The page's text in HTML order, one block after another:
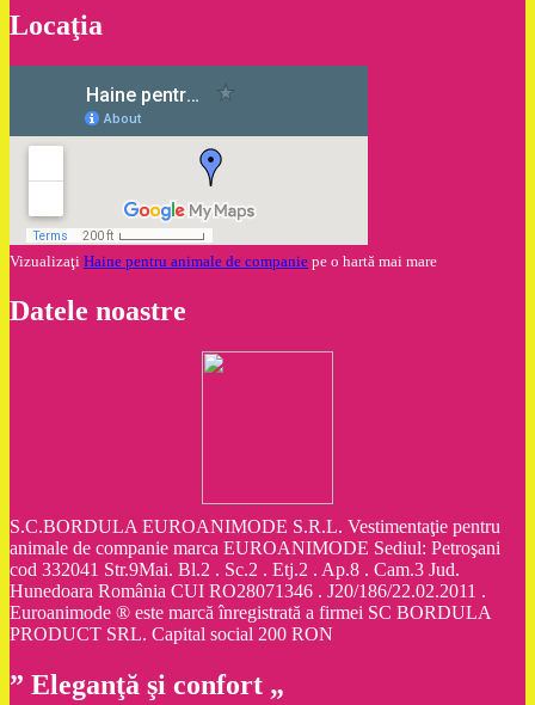
Locaţia
Vizualizaţi Haine pentru animale de companie pe o hartă mai mare
Datele noastre
S.C.BORDULA EUROANIMODE S.R.L. Vestimentaţie pentru
animale de companie marca EUROANIMODE Sediul: Petroşani
cod 332041 Str.9Mai. Bl.2 . Sc.2 . Etj.2 . Ap.8 . Cam.3 Jud.
Hunedoara România CUI RO28071346 . J20/186/22.02.2011 .
Euroanimode ® este marcă înregistrată a firmei SC BORDULA
PRODUCT SRL. Capital social 200 RON
” Eleganţă şi confort „